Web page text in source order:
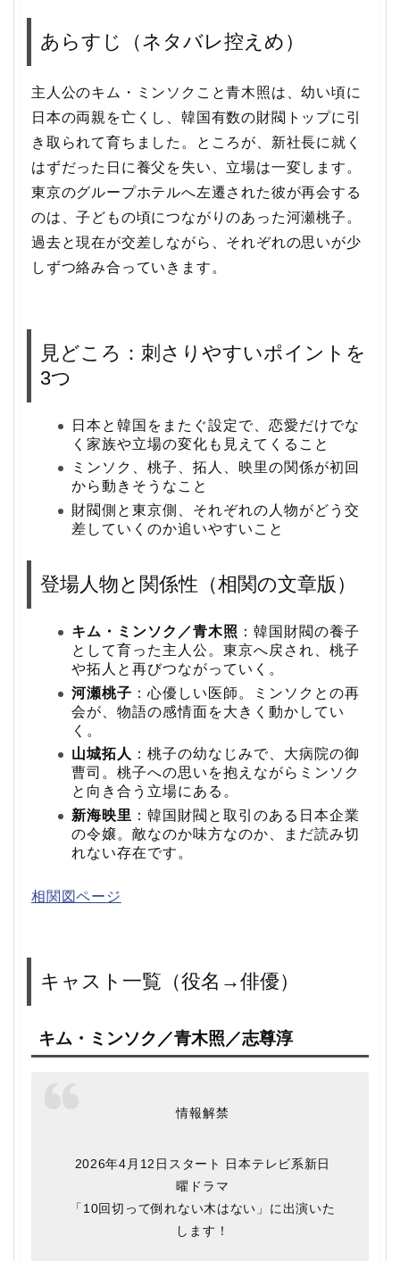
あらすじ（ネタバレ控えめ）
主人公のキム・ミンソクこと青木照は、幼い頃に
日本の両親を亡くし、韓国有数の財閥トップに引
き取られて育ちました。ところが、新社長に就く
はずだった日に養父を失い、立場は一変します。
東京のグループホテルへ左遷された彼が再会する
のは、子どもの頃につながりのあった河瀬桃子。
過去と現在が交差しながら、それぞれの思いが少
しずつ絡み合っていきます。
見どころ：刺さりやすいポイントを
3つ
日本と韓国をまたぐ設定で、恋愛だけでな
く家族や立場の変化も見えてくること
ミンソク、桃子、拓人、映里の関係が初回
から動きそうなこと
財閥側と東京側、それぞれの人物がどう交
差していくのか追いやすいこと
登場人物と関係性（相関の文章版）
キム・ミンソク／青木照 ：韓国財閥の養子
として育った主人公。東京へ戻され、桃子
や拓人と再びつながっていく。
河瀬桃子 ：心優しい医師。ミンソクとの再
会が、物語の感情面を大きく動かしてい
く。
山城拓人 ：桃子の幼なじみで、大病院の御
曹司。桃子への思いを抱えながらミンソク
と向き合う立場にある。
新海映里 ：韓国財閥と取引のある日本企業
の令嬢。敵なのか味方なのか、まだ読み切
れない存在です。
相関図ページ
キャスト一覧（役名→俳優）
キム・ミンソク／青木照／志尊淳
情報解禁
2026年4月12日スタート 日本テレビ系新日
曜ドラマ
「10回切って倒れない木はない」に出演いた
します！